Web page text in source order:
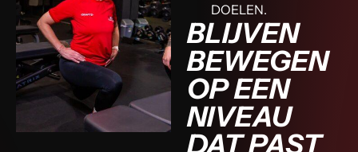
DOELEN.
BLIJVEN
BEWEGEN
OP EEN
NIVEAU
DAT PAST